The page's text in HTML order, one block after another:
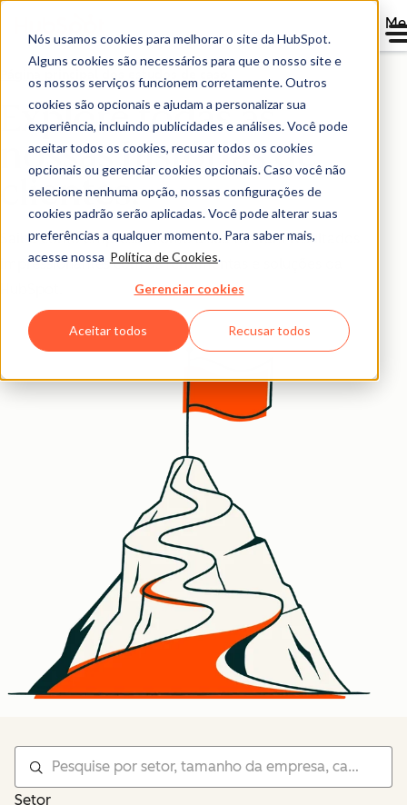
Nós usamos cookies para melhorar o site da HubSpot.
Alguns cookies são necessários para que o nosso site e
os nossos serviços funcionem corretamente. Outros
cookies são opcionais e ajudam a personalizar sua
experiência, incluindo publicidades e análises. Você pode
aceitar todos os cookies, recusar todos os cookies
opcionais ou gerenciar cookies opcionais. Caso você não
selecione nenhuma opção, nossas configurações de
cookies padrão serão aplicadas. Você pode alterar suas
preferências a qualquer momento. Para saber mais,
acesse nossa Política de Cookies.
Gerenciar cookies
Aceitar todos Recusar todos
Página principal dos estudos de caso
Explore todas as
nossas histórias de
clientes.
Saiba como empresas como a sua tiveram resultados
impressionantes com as ferramentas e soluções da
Setor